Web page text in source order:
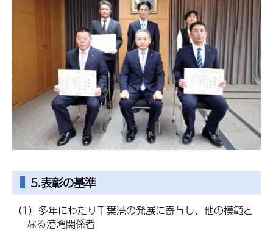
5.表彰の基準
（1）多年にわたり千葉港の発展に寄与し、他の模範と
なる港湾関係者